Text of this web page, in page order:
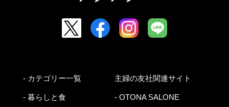
- カテゴリー一覧
- 暮らしと食
主婦の友社関連サイト
- OTONA SALONE